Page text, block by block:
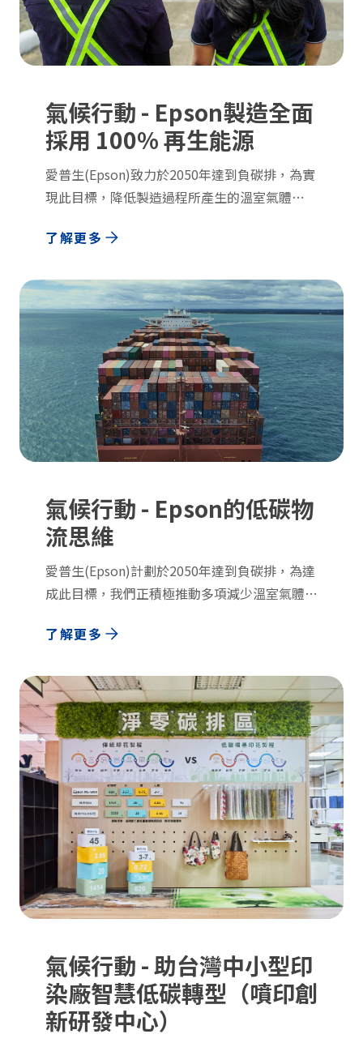
氣候行動 - Epson製造全面
採用 100% 再生能源
愛普生(Epson)致力於2050年達到負碳排，為實
現此目標，降低製造過程所產生的溫室氣體
Epson已實現全球據點100%使用再生能源，產
自身持續努力之外，也期望攜手我們的合作夥
伴，共同降低環境衝擊。
了解更多
氣候行動 - Epson的低碳物
流思維
愛普生(Epson)計劃於2050年達到負碳排，為達
成此目標，我們正積極推動多項減少溫室氣體
涵蓋物流環節。對於海外銷售比例高、並高度依
的重大挑戰，即是降低航運對環境的影響。
了解更多
氣候行動 - 助台灣中小型印
染廠智慧低碳轉型（噴印創
新研發中心）